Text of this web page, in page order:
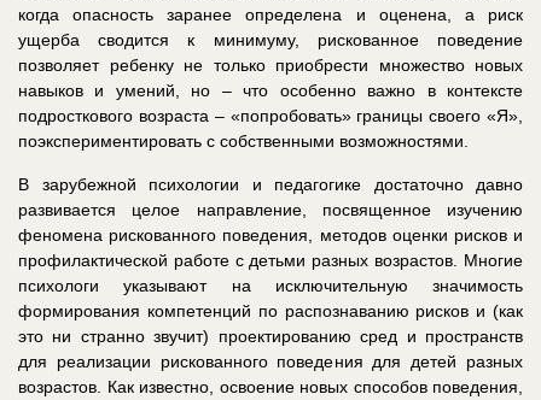
когда опасность заранее определена и оценена, а риск
ущерба сводится к минимуму, рискованное поведение
позволяет ребенку не только приобрести множество новых
навыков и умений, но – что особенно важно в контексте
подросткового возраста – «попробовать» границы своего «Я»,
поэкспериментировать с собственными возможностями.
В зарубежной психологии и педагогике достаточно давно
развивается целое направление, посвященное изучению
феномена рискованного поведения, методов оценки рисков и
профилактической работе с детьми разных возрастов. Многие
психологи указывают на исключительную значимость
формирования компетенций по распознаванию рисков и (как
это ни странно звучит) проектированию сред и пространств
для реализации рискованного поведения для детей разных
возрастов. Как известно, освоение новых способов поведения,